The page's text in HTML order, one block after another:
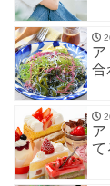
ア
合
ア
て